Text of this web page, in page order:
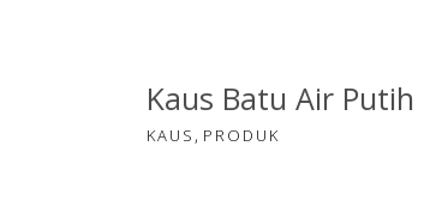
Kaus Batu Air Putih
KAUS , PRODUK